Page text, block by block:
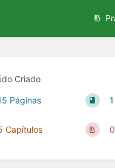
Criado
Páginas
Capítulos